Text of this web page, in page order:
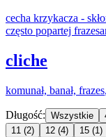
cecha krzykacza -
często popartej frazes
cliche
komunał, banał, frazes
Długość: Wszystkie
11 (2) 12 (4) 15 (1)